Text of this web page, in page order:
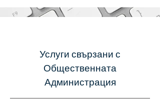
Услуги свързани с
Общественната
Администрация